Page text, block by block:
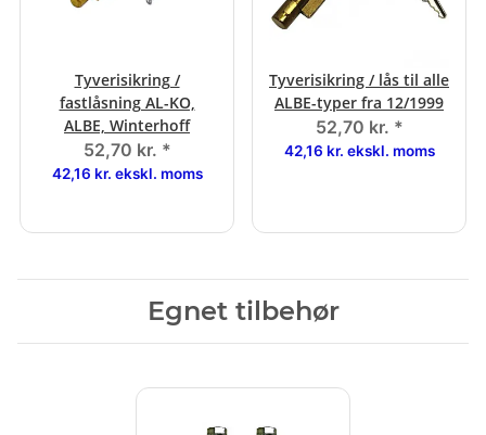
Tyverisikring /
fastlåsning AL-KO,
ALBE, Winterhoff
52,70 kr. *
42,16 kr. ekskl. moms
Tyverisikring / lås til alle
ALBE-typer fra 12/1999
52,70 kr. *
42,16 kr. ekskl. moms
Egnet tilbehør